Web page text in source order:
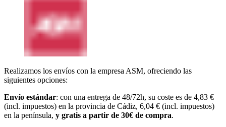
Realizamos los envíos con la empresa ASM, ofreciendo las
siguientes opciones:
Envío estándar: con una entrega de 48/72h, su coste es de 4,83 €
(incl. impuestos) en la provincia de Cádiz, 6,04 € (incl. impuestos)
en la península, y gratis a partir de 30€ de compra.